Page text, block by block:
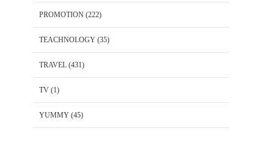
PROMOTION (222)
TEACHNOLOGY (35)
TRAVEL (431)
TV (1)
YUMMY (45)